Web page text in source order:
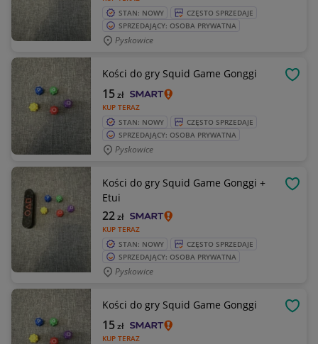
STAN: NOWY
CZĘSTO SPRZEDAJE
SPRZEDAJĄCY: OSOBA PRYWATNA
Pyskowice
Kości do gry Squid Game Gonggi
KUP TERAZ
15zł
STAN: NOWY
CZĘSTO SPRZEDAJE
SPRZEDAJĄCY: OSOBA PRYWATNA
Pyskowice
Kości do gry Squid Game Gonggi +
Etui
KUP TERAZ
22zł
STAN: NOWY
CZĘSTO SPRZEDAJE
SPRZEDAJĄCY: OSOBA PRYWATNA
Pyskowice
Kości do gry Squid Game Gonggi
KUP TERAZ
15zł